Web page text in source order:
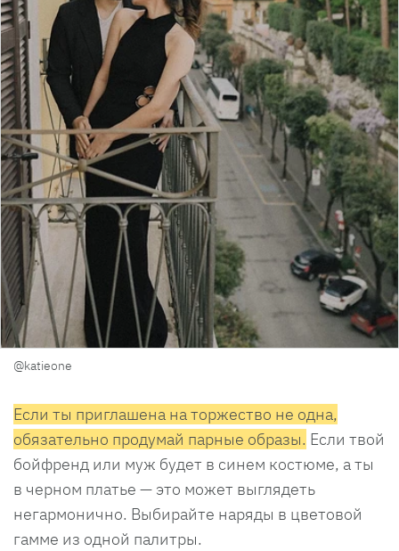
@katieone
Если ты приглашена на торжество не одна,
обязательно продумай парные образы. Если твой
бойфренд или муж будет в синем костюме, а ты
в черном платье — это может выглядеть
негармонично. Выбирайте наряды в цветовой
гамме из одной палитры.